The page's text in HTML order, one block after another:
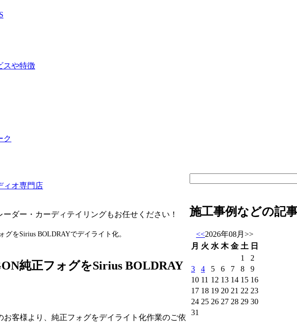
スや特徴
ク
ィオ専門店
ダー・カーディテイリングもお任せください！
グをSirius BOLDRAYでデイライト化。
純正フォグをSirius BOLDRAY
お客様より、純正フォグをデイライト化作業のご依
施工事例などの記
<<2026年08月 >>
月 火 水 木 金 土 日
1
2
3
4 5 6 7 8
9
10 11 12 13 14 15 16
17 18 19 20 21 22 23
24 25 26 27 28 29 30
31